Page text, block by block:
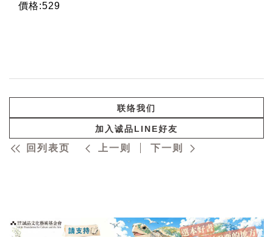
價格:529
联络我们
加入诚品LINE好友
回列表页 上一则 下一则